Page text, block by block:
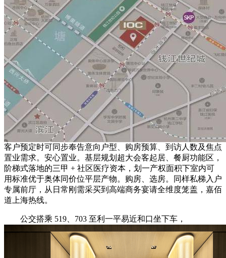
客户预定时可同步奉告意向户型、购房预算、到访人数及焦点
置业需求。安心置业。基层规划超大会客起居、餐厨功能区，
阶梯式落地的三甲 + 社区医疗资本，划一产权面积下室内可
用标准优于奥体同价位平层产物。购房、选房。同样私梯入户
专属前厅，从日常刚需采买到高端商务宴请全维度笼盖，嘉佰
道上海热线。
公交搭乘 519、703 至利一平易近和口坐下车，